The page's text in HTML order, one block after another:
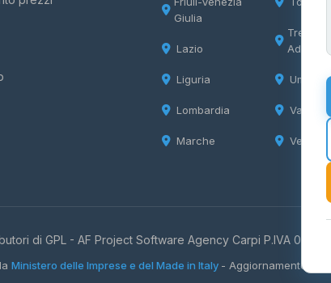
Giulia
Lazio
Liguria
Lombardia
Marche
Adige
Umbria
Valle
Veneto
di GPL - AF Project Software Agency Carpi P.IVA
Ministero delle Imprese e del Made in Italy - Aggiornamento